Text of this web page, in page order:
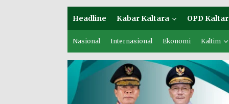
Headline Kabar Kaltara OPD
Nasional Internasional Ekonomi Kaltim